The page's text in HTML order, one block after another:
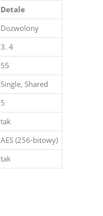
Detale
Dozwolony
3. 4
55
Single, Shared
5
tak
AES (256-bitowy)
tak